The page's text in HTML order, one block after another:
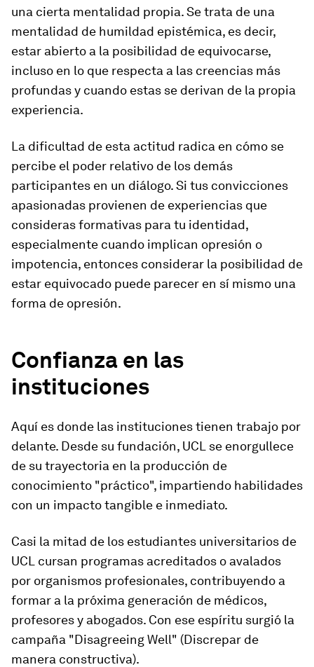
una cierta mentalidad propia. Se trata de una
mentalidad de humildad epistémica, es decir,
estar abierto a la posibilidad de equivocarse,
incluso en lo que respecta a las creencias más
profundas y cuando estas se derivan de la propia
experiencia.
La dificultad de esta actitud radica en cómo se
percibe el poder relativo de los demás
participantes en un diálogo. Si tus convicciones
apasionadas provienen de experiencias que
consideras formativas para tu identidad,
especialmente cuando implican opresión o
impotencia, entonces considerar la posibilidad de
estar equivocado puede parecer en sí mismo una
forma de opresión.
Confianza en las
instituciones
Aquí es donde las instituciones tienen trabajo por
delante. Desde su fundación, UCL se enorgullece
de su trayectoria en la producción de
conocimiento "práctico", impartiendo habilidades
con un impacto tangible e inmediato.
Casi la mitad de los estudiantes universitarios de
UCL cursan programas acreditados o avalados
por organismos profesionales, contribuyendo a
formar a la próxima generación de médicos,
profesores y abogados. Con ese espíritu surgió la
campaña "Disagreeing Well" (Discrepar de
manera constructiva).